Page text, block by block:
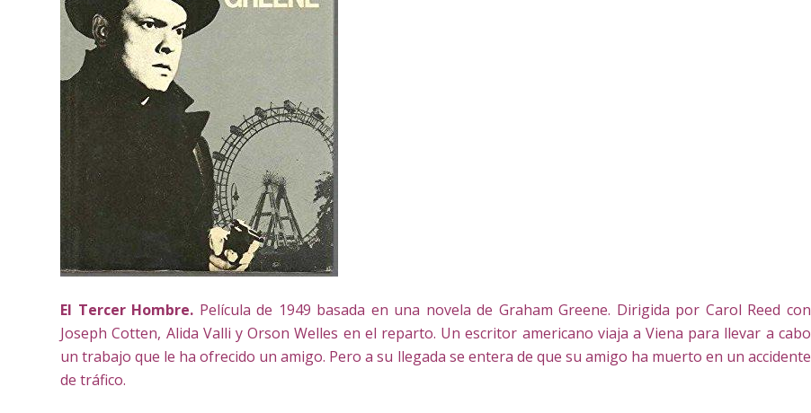
El Tercer Hombre. Película de 1949 basada en una novela de Graham Greene. Dirigida por Carol Reed con
Joseph Cotten, Alida Valli y Orson Welles en el reparto. Un escritor americano viaja a Viena para llevar a cabo
un trabajo que le ha ofrecido un amigo. Pero a su llegada se entera de que su amigo ha muerto en un accidente
de tráfico.